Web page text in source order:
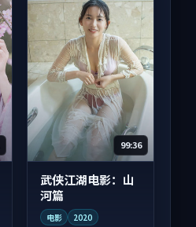
99:36
武侠江湖电影：山
河篇
电影 2020